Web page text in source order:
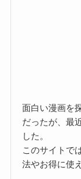
面白い漫画を
だったが、最
した。
このサイトで
法やお得に使